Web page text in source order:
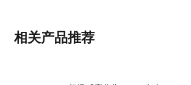
相关产品推荐